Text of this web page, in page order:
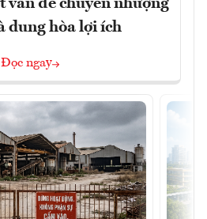
vấn đề chuyển nhượng
dung hòa lợi ích
Đọc ngay